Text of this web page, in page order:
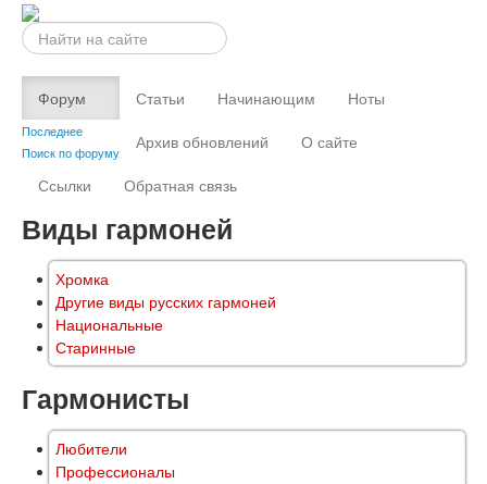
Искать...
Форум
Последнее
Поиск по форуму
Статьи Начинающим
Ноты
Архив обновлений
О сайте
Ссылки
Обратная связь
Виды гармоней
Хромка
Другие виды русских гармоней
Национальные
Старинные
Гармонисты
Любители
Профессионалы